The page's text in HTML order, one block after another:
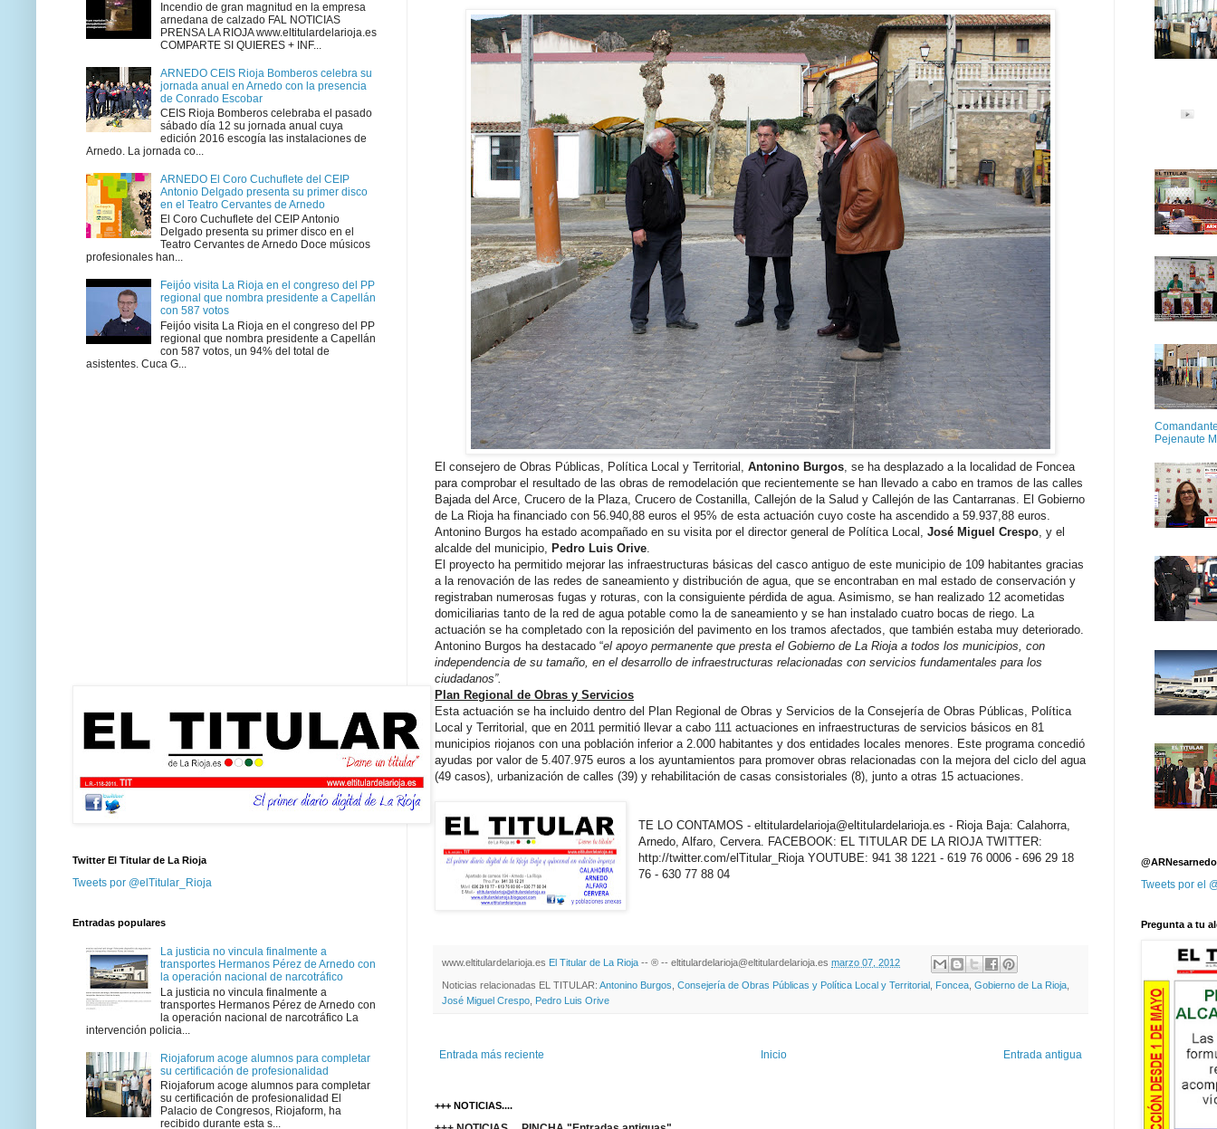
El consejero de Obras Públicas, Política Local y Territorial, Antonino Burgos , se ha desplazado a la localidad de Foncea
para comprobar el resultado de las obras de remodelación que recientemente se han llevado a cabo en tramos de las calles
Bajada del Arce, Crucero de la Plaza, Crucero de Costanilla, Callejón de la Salud y Callejón de las Cantarranas. El Gobierno
de La Rioja ha financiado con 56.940,88 euros el 95% de esta actuación cuyo coste ha ascendido a 59.937,88 euros.
Antonino Burgos ha estado acompañado en su visita por el director general de Política Local, José Miguel Crespo , y el
alcalde del municipio,
Pedro Luis Orive
El proyecto ha permitido mejorar las infraestructuras básicas del casco antiguo de este municipio de 109 habitantes gracias
a la renovación de las redes de saneamiento y distribución de agua, que se encontraban en mal estado de conservación y
registraban numerosas fugas y roturas, con la consiguiente pérdida de agua. Asimismo, se han realizado 12 acometidas
domiciliarias tanto de la red de agua potable como la de saneamiento y se han instalado cuatro bocas de riego. La
actuación se ha completado con la reposición del pavimento en los tramos afectados, que también estaba muy deteriorado.
Antonino Burgos ha destacado “el apoyo permanente que presta el Gobierno de La Rioja a todos los municipios, con
independencia de su tamaño, en el desarrollo de infraestructuras relacionadas con servicios fundamentales para los
ciudadanos”.
Plan Regional de Obras y Servicios
Esta actuación se ha incluido dentro del Plan Regional de Obras y Servicios de la Consejería de Obras Públicas, Política
Local y Territorial, que en 2011 permitió llevar a cabo 111 actuaciones en infraestructuras de servicios básicos en 81
municipios riojanos con una población inferior a 2.000 habitantes y dos entidades locales menores. Este programa concedió
ayudas por valor de 5.407.975 euros a los ayuntamientos para promover obras relacionadas con la mejora del ciclo del agua
(49 casos), urbanización de calles (39) y rehabilitación de casas consistoriales (8), junto a otras 15 actuaciones.
TE LO CONTAMOS - eltitulardelarioja@eltitulardelarioja.es - Rioja Baja: Calahorra,
Arnedo, Alfaro, Cervera. FACEBOOK: EL TITULAR DE LA RIOJA TWITTER:
http://twitter.com/elTitular_Rioja YOUTUBE: 941 38 1221 - 619 76 0006 - 696 29 18
76 - 630 77 88 04
www.eltitulardelarioja.es El Titular de La Rioja -- ® -- eltitulardelarioja@eltitulardelarioja.es marzo 07, 2012
Noticias relacionadas EL TITULAR: Antonino Burgos Consejería de Obras Públicas y Política Local y Territorial Foncea Gobierno de La Rioja
José Miguel Crespo Pedro Luis Orive
Entrada más reciente Entrada antigua
Inicio
+++ NOTICIAS....
Incendio de gran magnitud en la empresa
arnedana de calzado FAL NOTICIAS
PRENSA LA RIOJA www.eltitulardelarioja.es
COMPARTE SI QUIERES + INF...
ARNEDO CEIS Rioja Bomberos celebra su
jornada anual en Arnedo con la presencia
de Conrado Escobar
CEIS Rioja Bomberos celebraba el pasado
sábado día 12 su jornada anual cuya
edición 2016 escogía las instalaciones de
Arnedo. La jornada co...
ARNEDO El Coro Cuchuflete del CEIP
Antonio Delgado presenta su primer disco
en el Teatro Cervantes de Arnedo
El Coro Cuchuflete del CEIP Antonio
Delgado presenta su primer disco en el
Teatro Cervantes de Arnedo Doce músicos
profesionales han...
Feijóo visita La Rioja en el congreso del PP
regional que nombra presidente a Capellán
con 587 votos
Feijóo visita La Rioja en el congreso del PP
regional que nombra presidente a Capellán
con 587 votos, un 94% del total de
asistentes. Cuca G...
Twitter El Titular de La Rioja
Tweets por @elTitular_Rioja
Entradas populares
La justicia no vincula finalmente a
transportes Hermanos Pérez de Arnedo con
la operación nacional de narcotráfico
La justicia no vincula finalmente a
transportes Hermanos Pérez de Arnedo con
la operación nacional de narcotráfico La
intervención policia...
Riojaforum acoge alumnos para completar
su certificación de profesionalidad
Riojaforum acoge alumnos para completar
su certificación de profesionalidad El
Palacio de Congresos, Riojaform, ha
recibido durante esta s...
Pejenaute
@ARNesarnedo
Tweets por el
Pregunta a tu